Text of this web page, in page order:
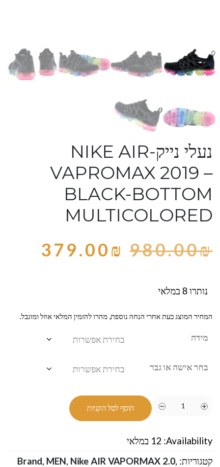
נעלי נייק-NIKE AIR
VAPROMAX 2019 –
BLACK-BOTTOM
MULTICOLORED
980.00₪
379.00₪
נותרו 8 במלאי
המחיר המוצג כעת אחרי הנחה נוספת, מהרו להזמין המלאי אוזל ומוגבל.
מידה
בחר אישה או גבר
הוסף לסל הקניות
Availability: 12 במלאי
קטגוריות:
Brand, MEN, Nike AIR VAPORMAX 2.0,